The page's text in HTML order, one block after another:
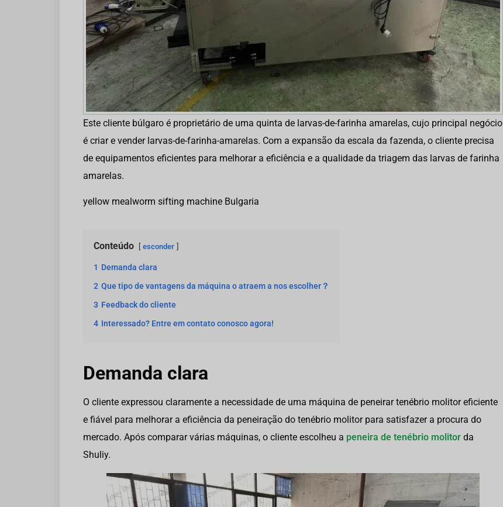
Este cliente búlgaro é proprietário de uma quinta de larvas-de-farinha amarelas, cujo principal negócio
é criar e vender larvas-de-farinha-amarelas. Com a expansão da escala da fazenda, o cliente precisa
de equipamentos eficientes para melhorar a eficiência e a qualidade da triagem das larvas de farinha
amarelas.
yellow mealworm sifting machine Bulgaria
Conteúdo esconder
1 Demanda clara
2 Que tipo de vantagens da máquina o atraem a nos escolher？
3 Feedback do cliente
4 Interessado? Entre em contato conosco agora!
Demanda clara
O cliente expressou claramente a necessidade de uma máquina de peneirar tenébrio molitor eficiente
e fiável para melhorar a eficiência da peneiração do tenébrio molitor para satisfazer a procura do
mercado. Após comparar várias máquinas, o cliente escolheu a peneira de tenébrio molitor da
Shuliy.